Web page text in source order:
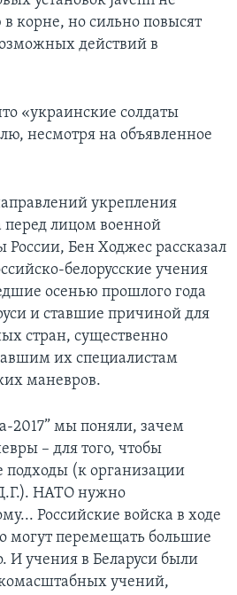
корне, но сильно повысят
действий в
«украинские солдаты
несмотря на объявленное
укрепления
перед лицом военной
России, Бен Ходжес рассказал
белорусские учения
осенью прошлого года
и ставшие причиной для
стран, существенно
их специалистам
маневров.
2017” мы поняли, зачем
– для того, чтобы
подходы (к организации
НАТО нужно
Российские войска в ходе
могут перемещать большие
И учения в Беларуси были
учений,